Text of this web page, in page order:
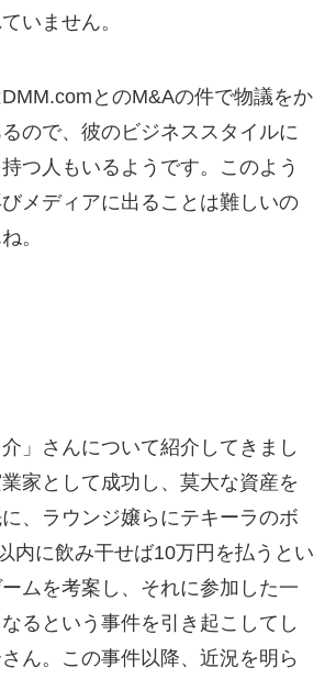
いません。
とのM&Aの件で物議をか
ので、彼のビジネススタイルに
つ人もいるようです。このよう
メディアに出ることは難しいの
。
」さんについて紹介してきまし
家として成功し、莫大な資産を
、ラウンジ嬢らにテキーラのボ
内に飲み干せば10万円を払うとい
ムを考案し、それに参加した一
るという事件を引き起こしてし
ん。この事件以降、近況を明ら